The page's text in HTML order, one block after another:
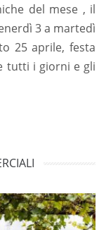
del mese , il
3 a martedì
25 aprile, festa
tutti i giorni e gli